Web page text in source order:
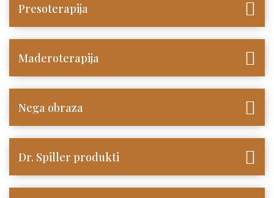
Presoterapija
Maderoterapija
Nega obraza
Dr. Spiller produkti